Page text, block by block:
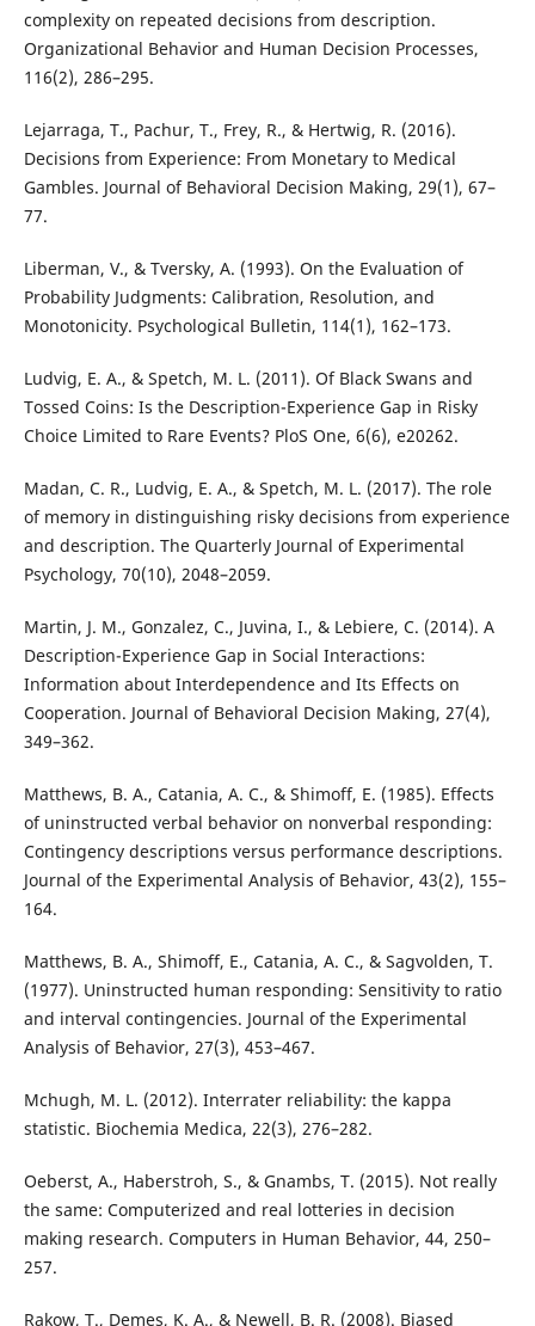
complexity on repeated decisions from description.
Organizational Behavior and Human Decision Processes,
116(2), 286–295.
Lejarraga, T., Pachur, T., Frey, R., & Hertwig, R. (2016).
Decisions from Experience: From Monetary to Medical
Gambles. Journal of Behavioral Decision Making, 29(1), 67–
77.
Liberman, V., & Tversky, A. (1993). On the Evaluation of
Probability Judgments: Calibration, Resolution, and
Monotonicity. Psychological Bulletin, 114(1), 162–173.
Ludvig, E. A., & Spetch, M. L. (2011). Of Black Swans and
Tossed Coins: Is the Description-Experience Gap in Risky
Choice Limited to Rare Events? PloS One, 6(6), e20262.
Madan, C. R., Ludvig, E. A., & Spetch, M. L. (2017). The role
of memory in distinguishing risky decisions from experience
and description. The Quarterly Journal of Experimental
Psychology, 70(10), 2048–2059.
Martin, J. M., Gonzalez, C., Juvina, I., & Lebiere, C. (2014). A
Description-Experience Gap in Social Interactions:
Information about Interdependence and Its Effects on
Cooperation. Journal of Behavioral Decision Making, 27(4),
349–362.
Matthews, B. A., Catania, A. C., & Shimoff, E. (1985). Effects
of uninstructed verbal behavior on nonverbal responding:
Contingency descriptions versus performance descriptions.
Journal of the Experimental Analysis of Behavior, 43(2), 155–
164.
Matthews, B. A., Shimoff, E., Catania, A. C., & Sagvolden, T.
(1977). Uninstructed human responding: Sensitivity to ratio
and interval contingencies. Journal of the Experimental
Analysis of Behavior, 27(3), 453–467.
Mchugh, M. L. (2012). Interrater reliability: the kappa
statistic. Biochemia Medica, 22(3), 276–282.
Oeberst, A., Haberstroh, S., & Gnambs, T. (2015). Not really
the same: Computerized and real lotteries in decision
making research. Computers in Human Behavior, 44, 250–
257.
Rakow, T., Demes, K. A., & Newell, B. R. (2008). Biased